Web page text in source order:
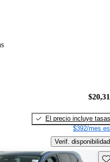
El precio incluye tasas
$392/mes
Verif. disponibilidad